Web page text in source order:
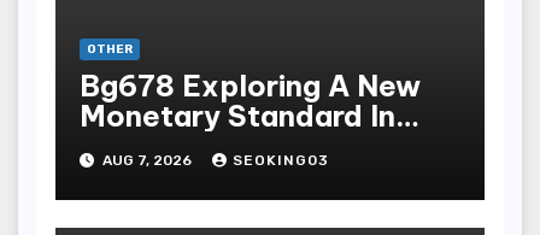
OTHER
Bg678 Exploring A New
Monetary Standard In
Bodoni Online
Entertainment
AUG 7, 2026 SEOKING03